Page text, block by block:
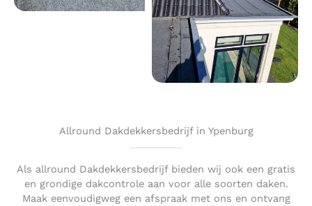
Allround Dakdekkersbedrijf in Ypenburg
Als allround Dakdekkersbedrijf bieden wij ook een gratis
en grondige dakcontrole aan voor alle soorten daken.
Maak eenvoudigweg een afspraak met ons en ontvang